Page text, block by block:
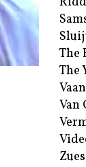
The
The
Van